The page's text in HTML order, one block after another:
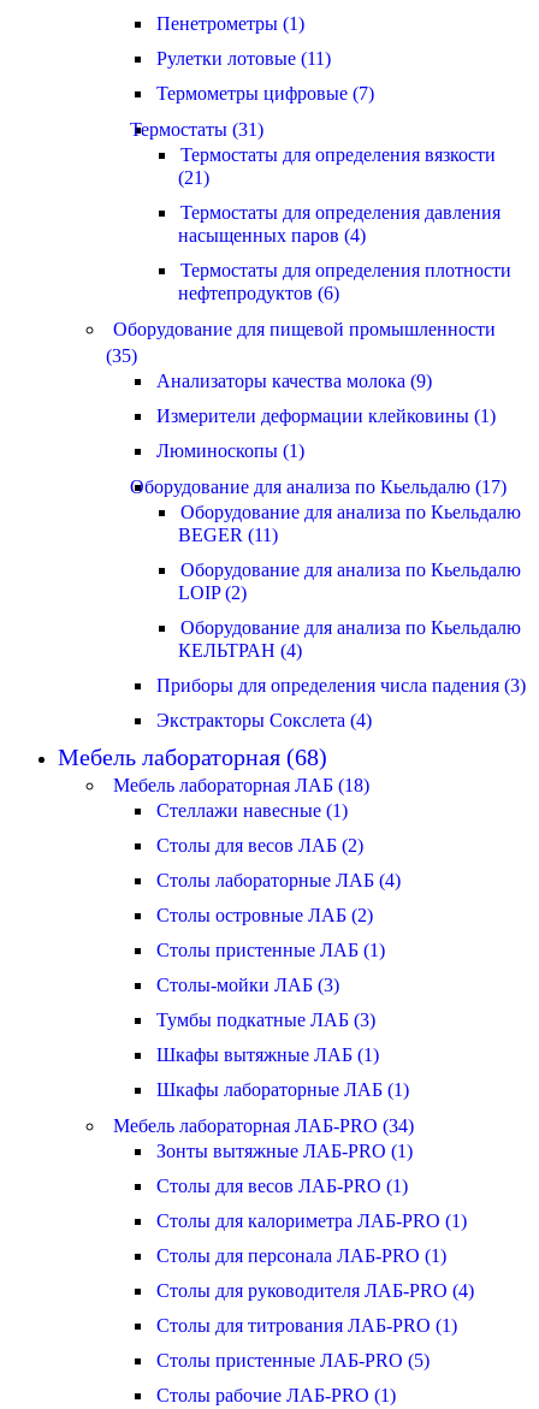
Пенетрометры (1)
Рулетки лотовые (11)
Термометры цифровые (7)
Термостаты (31)
Термостаты для определения вязкости
(21)
Термостаты для определения давления
насыщенных паров (4)
Термостаты для определения плотности
нефтепродуктов (6)
Оборудование для пищевой промышленности
(35)
Анализаторы качества молока (9)
Измерители деформации клейковины (1)
Люминоскопы (1)
Оборудование для анализа по Кьельдалю (17)
Оборудование для анализа по Кьельдалю
BEGER (11)
Оборудование для анализа по Кьельдалю
LOIP (2)
Оборудование для анализа по Кьельдалю
КЕЛЬТРАН (4)
Приборы для определения числа падения (3)
Экстракторы Сокслета (4)
Мебель лабораторная (68)
Мебель лабораторная ЛАБ (18)
Стеллажи навесные (1)
Столы для весов ЛАБ (2)
Столы лабораторные ЛАБ (4)
Столы островные ЛАБ (2)
Столы пристенные ЛАБ (1)
Столы-мойки ЛАБ (3)
Тумбы подкатные ЛАБ (3)
Шкафы вытяжные ЛАБ (1)
Шкафы лабораторные ЛАБ (1)
Мебель лабораторная ЛАБ-PRO (34)
Зонты вытяжные ЛАБ-PRO (1)
Столы для весов ЛАБ-PRO (1)
Столы для калориметра ЛАБ-PRO (1)
Столы для персонала ЛАБ-PRO (1)
Столы для руководителя ЛАБ-PRO (4)
Столы для титрования ЛАБ-PRO (1)
Столы пристенные ЛАБ-PRO (5)
Столы рабочие ЛАБ-PRO (1)